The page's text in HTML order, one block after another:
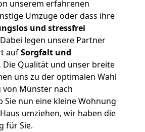
unserem erfahrenen
Umzüge oder dass ihre
und stressfrei
legen unsere Partner
aufSorgfalt und
Die Qualität und unser breite
uns zu der optimalen Wahl
Münster nach
Sie nun eine kleine Wohnung
umziehen, wir haben die
für Sie.